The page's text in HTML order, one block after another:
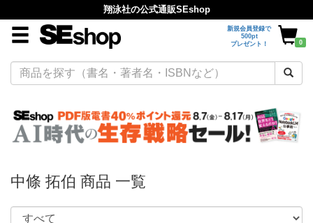
翔泳社の公式通販SEshop
新規会員登録で
500pt
プレゼント！
0
中條 拓伯 商品 一覧